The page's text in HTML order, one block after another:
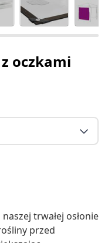
oczkami
trwałej osłonie
przed